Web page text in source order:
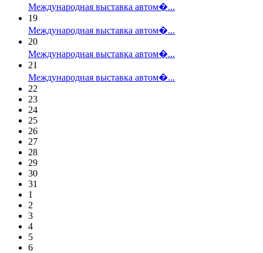
Международная выставка автом�...
19
Международная выставка автом�...
20
Международная выставка автом�...
21
Международная выставка автом�...
22
23
24
25
26
27
28
29
30
31
1
2
3
4
5
6